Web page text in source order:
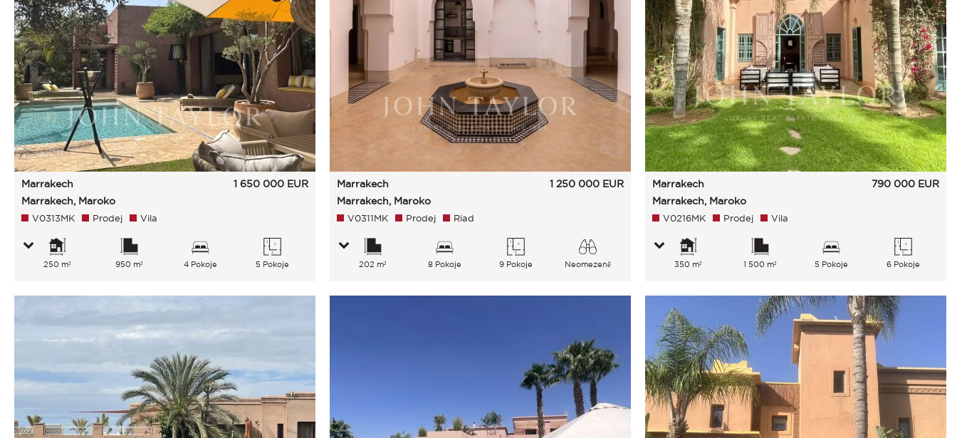
Marrakech
Marrakech, Maroko
1 650 000 EUR
V0313MK Prodej Vila
250 m² 950 m² 4 Pokoje 5 Pokoje
Marrakech
Marrakech, Maroko
1 250 000 EUR
V0311MK Prodej Riad
202 m² 8 Pokoje 9 Pokoje Neomezeně
Marrakech
Marrakech, Maroko
790 000 EUR
V0216MK Prodej Vila
350 m² 1 500 m² 5 Pokoje 6 Pokoje